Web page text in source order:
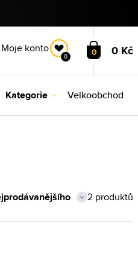
Moje konto
0 0 0 Kč
Kategorie Velkoobchod
2 produktů